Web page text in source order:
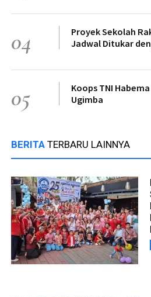
04
Proyek Sekolah
Jadwal Ditukar
05
Koops TNI
Ugimba
BERITA TERBARU LAINNYA